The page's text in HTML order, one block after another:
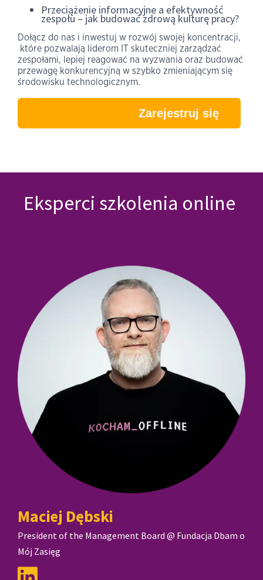
Przeciążenie informacyjne a efektywność
zespołu – jak budować zdrową kulturę pracy?
Dołącz do nas i inwestuj w rozwój swojej koncentracji,
które pozwalają liderom IT skuteczniej zarządzać
zespołami, lepiej reagować na wyzwania oraz budować
przewagę konkurencyjną w szybko zmieniającym się
środowisku technologicznym.
Zarejestruj się
Eksperci szkolenia online
Maciej Dębski
President of the Management Board @ Fundacja Dbam o
Mój Zasięg